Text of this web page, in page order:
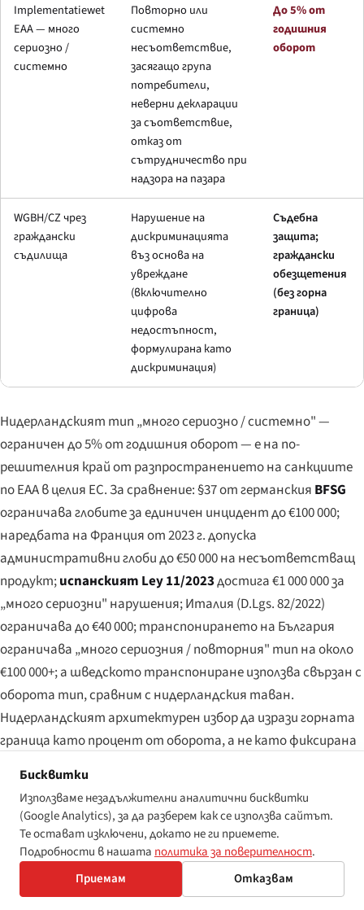
Implementatiewet
EAA — много
сериозно /
системно
Повторно или
системно
несъответствие,
засягащо група
потребители,
неверни декларации
за съответствие,
отказ от
сътрудничество при
надзора на пазара
До 5% от
годишния
оборот
WGBH/CZ чрез
граждански
съдилища
Нарушение на
дискриминацията
въз основа на
увреждане
(включително
цифрова
недостъпност,
формулирана като
дискриминация)
Съдебна
защита;
граждански
обезщетения
(без горна
граница)
Нидерландският тип „много сериозно / системно" —
ограничен до 5% от годишния оборот — е на по-
решителния край от разпространението на санкциите
по EAA в целия ЕС. За сравнение: §37 от германския BFSG
ограничава глобите за единичен инцидент до €100 000;
наредбата на Франция от 2023 г. допуска
административни глоби до €50 000 на несъответстващ
продукт;испанският Ley 11/2023достига €1 000 000 за
„много сериозни" нарушения; Италия (D.Lgs. 82/2022)
ограничава до €40 000; транспонирането на България
ограничава „много сериозния / повторния" тип на около
€100 000+; а шведското транспониране използва свързан с
оборота тип, сравним с нидерландския таван.
Нидерландският архитектурен избор да изрази горната
граница като процент от оборота, а не като фиксирана
решението, най-вероятно да доведе до глоби,
достатъчно големи, за да промени бюджетите за
съответствие на многонационалните доставчици на
услуги.
Слой 2 — граждански обезщетения след становище на
Бисквитки
Използваме незадължителни аналитични бисквитки
(Google Analytics), за да разберем как се използва сайтът.
Те остават изключени, докато не ги приемете.
Подробности в нашата политика за поверителност.
Приемам
Отказвам